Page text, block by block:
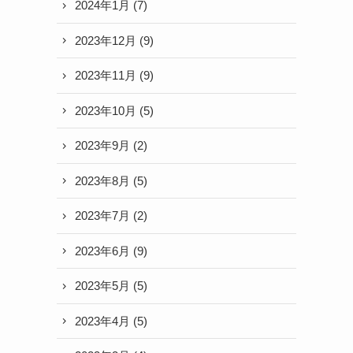
2024年1月 (7)
2023年12月 (9)
2023年11月 (9)
2023年10月 (5)
2023年9月 (2)
2023年8月 (5)
2023年7月 (2)
2023年6月 (9)
2023年5月 (5)
2023年4月 (5)